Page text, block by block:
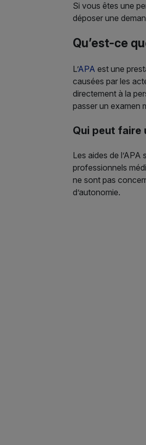
Si vous êtes une
déposer une
Qu’est-ce
L’APA est une
causées par les
directement à la
passer un examen
Qui peut faire
Les aides de
professionnels
ne sont pas
d’autonomie.